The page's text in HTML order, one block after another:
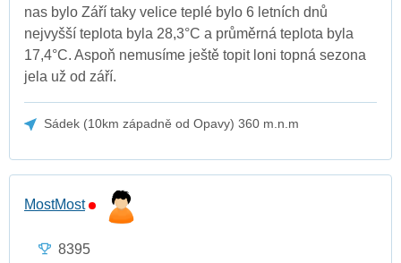
nas bylo Září taky velice teplé bylo 6 letních dnů
nejvyšší teplota byla 28,3°C a průměrná teplota byla
17,4°C. Aspoň nemusíme ještě topit loni topná sezona
jela už od září.
Sádek (10km západně od Opavy) 360 m.n.m
MostMost
8395